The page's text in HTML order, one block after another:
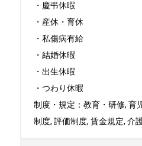
・慶弔休暇
・産休・育休
・私傷病有給
・結婚休暇
・出生休暇
・つわり休暇
制度・規定：教育・研修, 育
制度, 評価制度, 賃金規定, 介